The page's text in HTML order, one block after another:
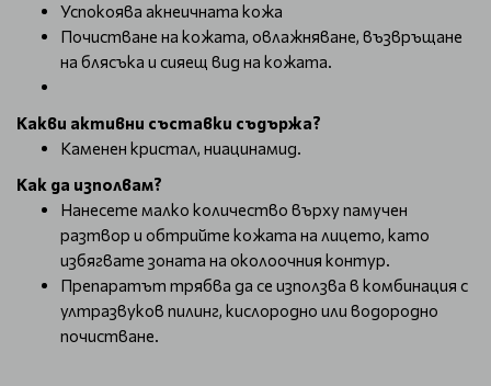
Успокоява акнеичната кожа
Почистване на кожата, овлажняване, възвръщане
на блясъка и сияещ вид на кожата.
Какви активни съставки съдържа?
Каменен кристал, ниацинамид.
Как да изполвам?
Нанесете малко количество върху памучен
разтвор и обтрийте кожата на лицето, като
избягвате зоната на околоочния контур.
Препаратът трябва да се използва в комбинация с
ултразвуков пилинг, кислородно или водородно
почистване.